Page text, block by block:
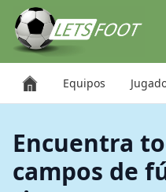
Equipos
Encuentra
campos de
Panel de gestión de cookies